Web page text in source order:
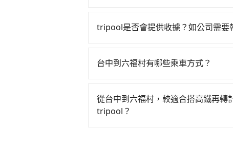
外，從上車到下車期間，都不會再有
tripool是否會提供收據？如公司需要
據，如果公司需要報公帳，在預約付
台中到六福村有哪些乘車方式？
以搭乘六福村的共乘專車，還有搭乘
覺得以上的交通方式無法滿足你的需
從台中到六福村，較適合搭高鐵再轉
tripool？